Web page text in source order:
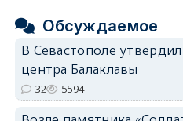
Обсуждаемое
В Севастополе
центра Балаклавы
32 5594